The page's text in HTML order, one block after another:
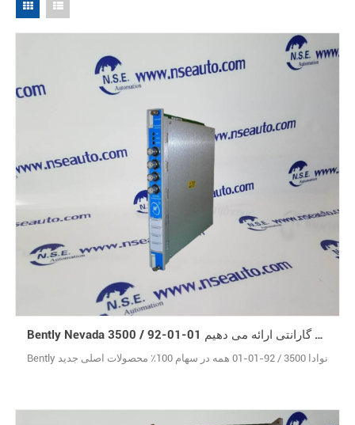
Bently Nevada 3500 / 92-01-01 ما 12 ماه گارانتی ارائه می دهیم
Bently نوادا 3500 / 92-01-01 همه در سهام 100٪ محصولات اصلی جدید